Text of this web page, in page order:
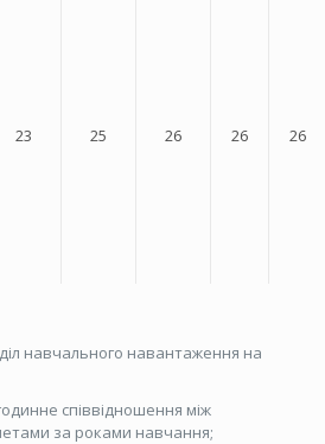
23 25 26 26 26
навчального навантаження на
співвідношення між
за роками навчання;